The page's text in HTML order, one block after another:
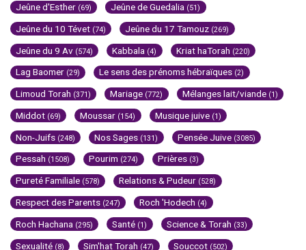
Jeûne d'Esther (69) Jeûne de Guedalia (51)
Jeûne du 10 Tévet (74) Jeûne du 17 Tamouz (269)
Jeûne du 9 Av (574) Kabbala (4) Kriat haTorah (220)
Lag Baomer (29) Le sens des prénoms hébraïques (2)
Limoud Torah (371) Mariage (772) Mélanges lait/viande (1)
Middot (69) Moussar (154) Musique juive (1)
Non-Juifs (248) Nos Sages (131) Pensée Juive (3085)
Pessah (1508) Pourim (274) Prières (3)
Pureté Familiale (578) Relations & Pudeur (528)
Respect des Parents (247) Roch 'Hodech (4)
Roch Hachana (295) Santé (1) Science & Torah (33)
Sexualité (8) Sim'hat Torah (47) Souccot (502)